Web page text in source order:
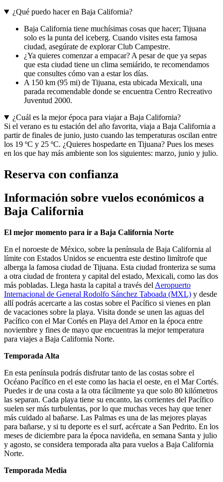
¿Qué puedo hacer en Baja California?
Baja California tiene muchísimas cosas que hacer; Tijuana
solo es la punta del iceberg. Cuando visites esta famosa
ciudad, asegúrate de explorar Club Campestre.
¿Ya quieres comenzar a empacar? A pesar de que ya sepas
que esta ciudad tiene un clima semiárido, te recomendamos
que consultes cómo van a estar los días.
A 150 km (95 mi) de Tijuana, esta ubicada Mexicali, una
parada recomendable donde se encuentra Centro Recreativo
Juventud 2000.
¿Cuál es la mejor época para viajar a Baja California?
Si el verano es tu estación del año favorita, viaja a Baja California a
partir de finales de junio, justo cuando las temperaturas oscilan entre
los 19 ºC y 25 ºC. ¿Quieres hospedarte en Tijuana? Pues los meses
en los que hay más ambiente son los siguientes: marzo, junio y julio.
Reserva con confianza
Información sobre vuelos económicos a
Baja California
El mejor momento para ir a Baja California Norte
En el noroeste de México, sobre la península de Baja California al
límite con Estados Unidos se encuentra este destino limítrofe que
alberga la famosa ciudad de Tijuana. Esta ciudad fronteriza se suma
a otra ciudad de frontera y capital del estado, Mexicali, como las dos
más pobladas. Llega hasta la capital a través del Aeropuerto
Internacional de General Rodolfo Sánchez Taboada (MXL) y desde
allí podrás acercarte a las costas sobre el Pacífico si vienes en plan
de vacaciones sobre la playa. Visita donde se unen las aguas del
Pacífico con el Mar Cortés en Playa del Amor en la época entre
noviembre y fines de mayo que encuentras la mejor temperatura
para viajes a Baja California Norte.
Temporada Alta
En esta península podrás disfrutar tanto de las costas sobre el
Océano Pacífico en el este como las hacia el oeste, en el Mar Cortés.
Puedes ir de una costa a la otra fácilmente ya que solo 80 kilómetros
las separan. Cada playa tiene su encanto, las corrientes del Pacífico
suelen ser más turbulentas, por lo que muchas veces hay que tener
más cuidado al bañarse. Las Palmas es una de las mejores playas
para bañarse, y si tu deporte es el surf, acércate a San Pedrito. En los
meses de diciembre para la época navideña, en semana Santa y julio
y agosto, se considera temporada alta para vuelos a Baja California
Norte.
Temporada Media